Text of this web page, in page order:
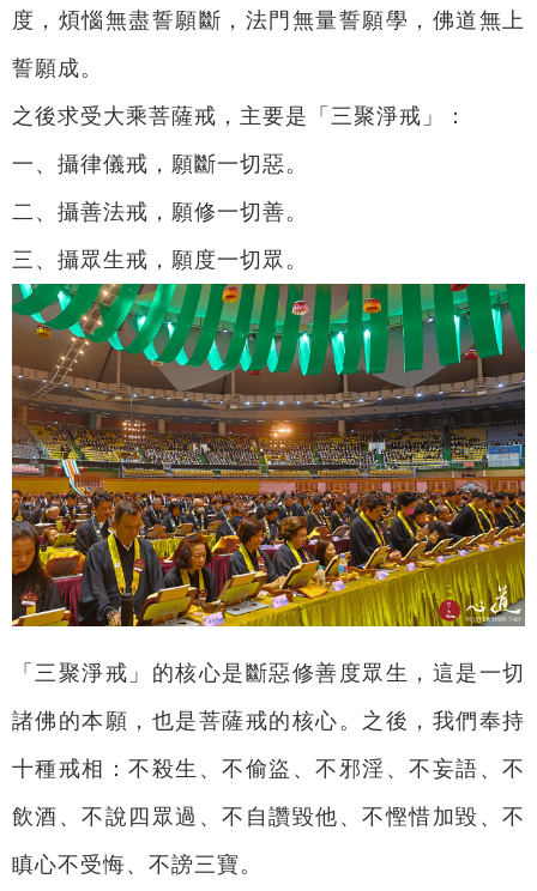
度，煩惱無盡誓願斷，法門無量誓願學，佛道無上
誓願成。
之後求受大乘菩薩戒，主要是「三聚淨戒」：
一、攝律儀戒，願斷一切惡。
二、攝善法戒，願修一切善。
三、攝眾生戒，願度一切眾。
「三聚淨戒」的核心是斷惡修善度眾生，這是一切
諸佛的本願，也是菩薩戒的核心。之後，我們奉持
十種戒相：不殺生、不偷盜、不邪淫、不妄語、不
飲酒、不說四眾過、不自讚毀他、不慳惜加毀、不
瞋心不受悔、不謗三寶。